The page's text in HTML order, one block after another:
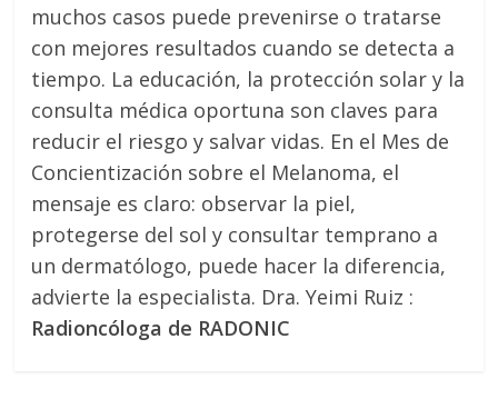
muchos casos puede prevenirse o tratarse
con mejores resultados cuando se detecta a
tiempo. La educación, la protección solar y la
consulta médica oportuna son claves para
reducir el riesgo y salvar vidas. En el Mes de
Concientización sobre el Melanoma, el
mensaje es claro: observar la piel,
protegerse del sol y consultar temprano a
un dermatólogo, puede hacer la diferencia,
advierte la especialista. Dra. Yeimi Ruiz :
Radioncóloga de RADONIC